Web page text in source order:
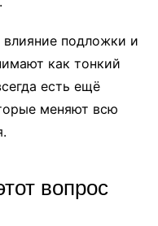
подложки и
как тонкий
есть ещё
меняют всю
вопрос